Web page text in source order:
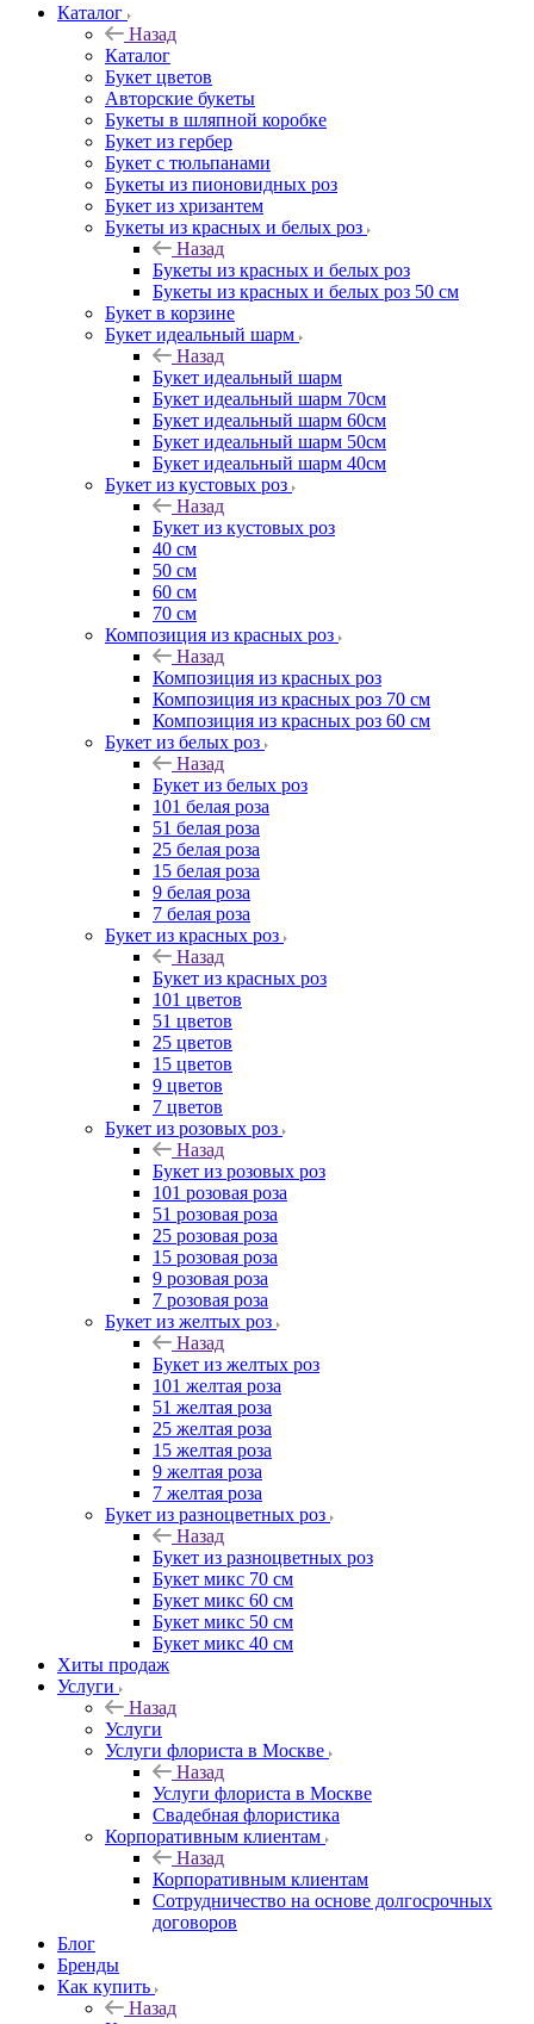
Каталог
Назад
Каталог
Букет цветов
Авторские букеты
Букеты в шляпной коробке
Букет из гербер
Букет с тюльпанами
Букеты из пионовидных роз
Букет из хризантем
Букеты из красных и белых роз
Назад
Букеты из красных и белых роз
Букеты из красных и белых роз 50 см
Букет в корзине
Букет идеальный шарм
Назад
Букет идеальный шарм
Букет идеальный шарм 70см
Букет идеальный шарм 60см
Букет идеальный шарм 50см
Букет идеальный шарм 40см
Букет из кустовых роз
Назад
Букет из кустовых роз
40 см
50 см
60 см
70 см
Композиция из красных роз
Назад
Композиция из красных роз
Композиция из красных роз 70 см
Композиция из красных роз 60 см
Букет из белых роз
Назад
Букет из белых роз
101 белая роза
51 белая роза
25 белая роза
15 белая роза
9 белая роза
7 белая роза
Букет из красных роз
Назад
Букет из красных роз
101 цветов
51 цветов
25 цветов
15 цветов
9 цветов
7 цветов
Букет из розовых роз
Назад
Букет из розовых роз
101 розовая роза
51 розовая роза
25 розовая роза
15 розовая роза
9 розовая роза
7 розовая роза
Букет из желтых роз
Назад
Букет из желтых роз
101 желтая роза
51 желтая роза
25 желтая роза
15 желтая роза
9 желтая роза
7 желтая роза
Букет из разноцветных роз
Назад
Букет из разноцветных роз
Букет микс 70 см
Букет микс 60 см
Букет микс 50 см
Букет микс 40 см
Хиты продаж
Услуги
Назад
Услуги
Услуги флориста в Москве
Назад
Услуги флориста в Москве
Свадебная флористика
Корпоративным клиентам
Назад
Корпоративным клиентам
Сотрудничество на основе долгосрочных
договоров
Блог
Бренды
Как купить
Назад